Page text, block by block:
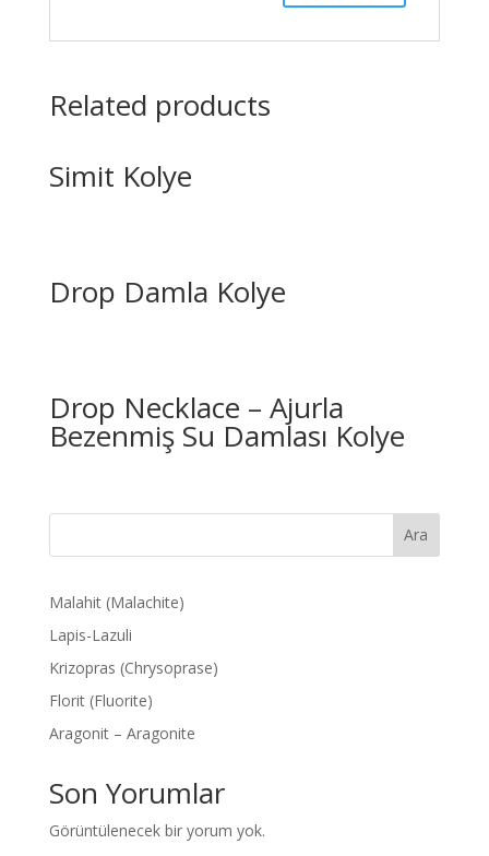
Related products
Simit Kolye
Drop Damla Kolye
Drop Necklace – Ajurla
Bezenmiş Su Damlası Kolye
Ara
Malahit (Malachite)
Lapis-Lazuli
Krizopras (Chrysoprase)
Florit (Fluorite)
Aragonit – Aragonite
Son Yorumlar
Görüntülenecek bir yorum yok.